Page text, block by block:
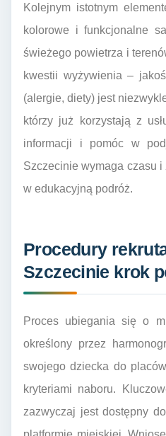
Kolejnym istotnym
kolorowe i funkcjonalne
świeżego powietrza i
kwestii wyżywienia –
(alergie, diety) jest
którzy już korzystają z
informacji i pomóc w
Szczecinie wymaga czasu
w edukacyjną podróż.
Procedury
Szczecinie krok
Proces ubiegania się o
określony przez
swojego dziecka do
kryteriami naboru.
zazwyczaj jest dostępny